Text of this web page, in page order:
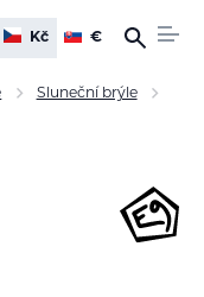
Kč €
Sluneční brýle